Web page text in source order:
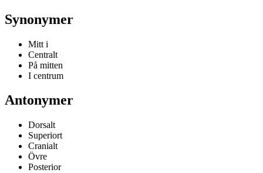
Synonymer
Mitt i
Centralt
På mitten
I centrum
Antonymer
Dorsalt
Superiort
Cranialt
Övre
Posterior